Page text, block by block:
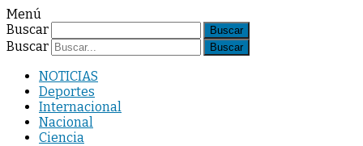
Menú
Buscar
Buscar
NOTICIAS
Deportes
Internacional
Nacional
Ciencia